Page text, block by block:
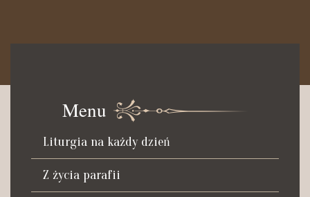
Czynna od poniedziałku do soboty do godz. 8.30 oraz po Mszy
św. wieczornej do godz. 18.00.
Telefon dyżurny: +48 665 034 305
Zwiedzanie kościoła i ekspozycji muzealnej:
kustosz-przewodnik
Roman Postek + 48 667 684 406
Menu
Liturgia na każdy dzień
Z życia parafii